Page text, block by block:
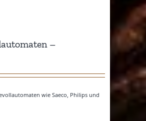
–
wie Saeco, Philips und